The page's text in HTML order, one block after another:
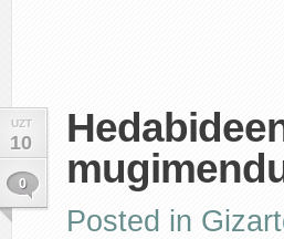
UZT
10
0
Posted in